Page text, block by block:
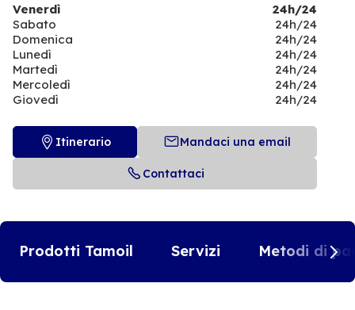
Venerdì
24h/24
Sabato
24h/24
Domenica
24h/24
Lunedì
24h/24
Martedì
24h/24
Mercoledì
24h/24
Giovedì
24h/24
Itinerario Mandaci una email
Contattaci
Prodotti Tamoil Servizi Metodi di